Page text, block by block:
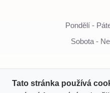
Pondělí -
Sobota -
Tato stránka používá